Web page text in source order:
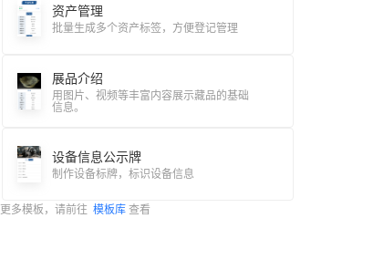
资产管理
批量生成多个资产标签，方便登记管理
展品介绍
用图片、视频等丰富内容展示藏品的基础
信息。
设备信息公示牌
制作设备标牌，标识设备信息
更多模板，请前往 模板库查看